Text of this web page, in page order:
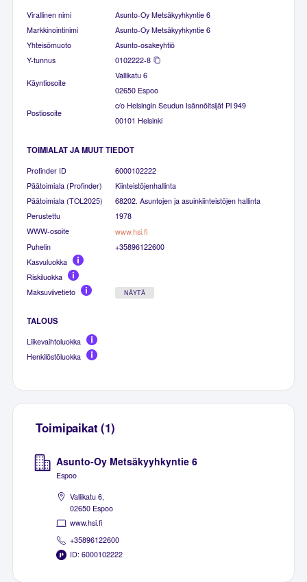
Virallinen nimi
Asunto-Oy Metsäkyyhkyntie 6
Markkinointinimi
Asunto-Oy Metsäkyyhkyntie 6
Yhteisömuoto
Asunto-osakeyhtiö
Y-tunnus
0102222-8
Käyntiosoite
Vallikatu 6
02650 Espoo
Postiosoite
c/o Helsingin Seudun Isännöitsijät Pl 949
00101 Helsinki
TOIMIALAT JA MUUT TIEDOT
Profinder ID
6000102222
Päätoimiala (Profinder)
Kiinteistöjenhallinta
Päätoimiala (TOL2025)
68202. Asuntojen ja asuinkiinteistöjen hallinta
Perustettu
1978
WWW-osoite
www.hsi.fi
Puhelin
+35896122600
Kasvuluokka
Riskiluokka
Maksuviivetieto
NÄYTÄ
TALOUS
Liikevaihtoluokka
Henkilöstöluokka
Toimipaikat (1)
Asunto-Oy Metsäkyyhkyntie 6
Espoo
Vallikatu 6,
02650 Espoo
www.hsi.fi
+35896122600
ID: 6000102222